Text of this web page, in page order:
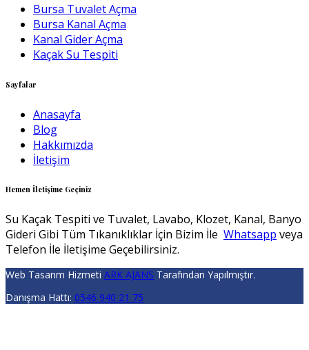
Bursa Tuvalet Açma
Bursa Kanal Açma
Kanal Gider Açma
Kaçak Su Tespiti
Sayfalar
Anasayfa
Blog
Hakkımızda
İletişim
Hemen İletişime Geçiniz
Su Kaçak Tespiti ve Tuvalet, Lavabo, Klozet, Kanal, Banyo
Gideri Gibi Tüm Tıkanıklıklar İçin Bizim İle Whatsapp veya
Telefon İle İletişime Geçebilirsiniz.
Web Tasarım Hizmeti ARK AJANS Tarafından Yapılmıştır.
Danışma Hattı: 0546 940 21 75